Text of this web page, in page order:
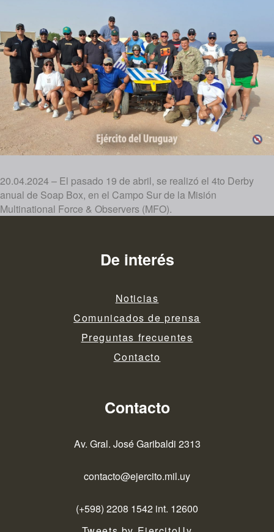
20.04.2024 – El pasado 19 de abril, se realizó el 4to Derby
anual de Soap Box, en el Campo Sur de la Misión
Multinational Force & Observers (MFO).
De interés
Noticias
Comunicados de prensa
Preguntas frecuentes
Contacto
Contacto
Av. Gral. José Garibaldi 2313
contacto@ejercito.mil.uy
(+598) 2208 1542 int. 12600